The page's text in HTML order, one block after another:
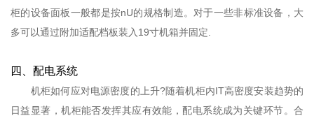
柜的设备面板一般都是按nU的规格制造。对于一些非标准设备，大
多可以通过附加适配档板装入19寸机箱并固定.
四、配电系统
机柜如何应对电源密度的上升?随着机柜内IT高密度安装趋势的
日益显著，机柜能否发挥其应有效能，配电系统成为关键环节。合